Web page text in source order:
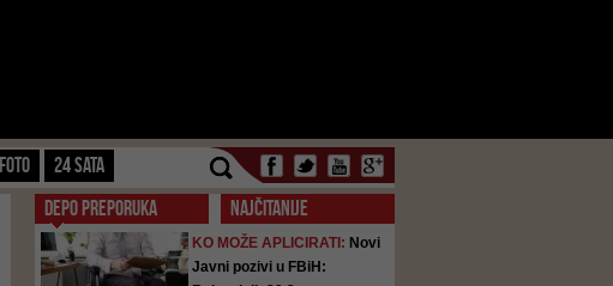
FOTO 24 SATA
DEPO PREPORUKA NAJČITANIJE
KO MOŽE APLICIRATI: Novi
Javni pozivi u FBiH: